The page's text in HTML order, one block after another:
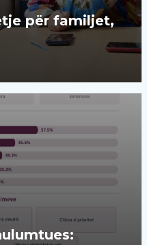
për familjet,